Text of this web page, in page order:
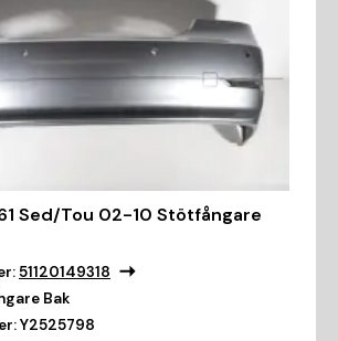
Sed/Tou 02-10 Stötfångare
51120149318
Bak
Y2525798